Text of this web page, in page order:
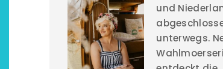
und
unterwegs.